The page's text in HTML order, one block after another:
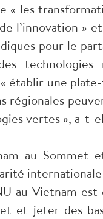
« les
l’innovation »
pour le
technologies
établir une
régionales
vertes », a-t-
au Sommet
au Vietnam est
et jeter des